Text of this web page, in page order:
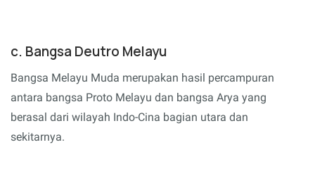
c. Bangsa Deutro Melayu
Bangsa Melayu Muda merupakan hasil percampuran
antara bangsa Proto Melayu dan bangsa Arya yang
berasal dari wilayah Indo-Cina bagian utara dan
sekitarnya.